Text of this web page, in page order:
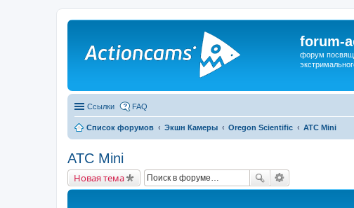
forum-
форум
Ссылки FAQ
Список форумов Экшн Камеры Oregon Scientific ATC Mini
ATC Mini
Новая тема